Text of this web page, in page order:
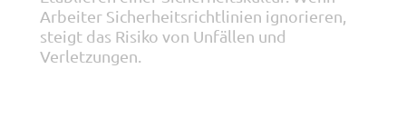
Arbeiter Sicherheitsrichtlinien ignorieren,
steigt das Risiko von Unfällen und
Verletzungen.